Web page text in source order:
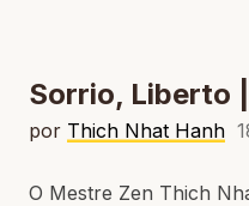
Sorrio, Liberto
por Thich Nhat Hanh
O Mestre Zen Thich